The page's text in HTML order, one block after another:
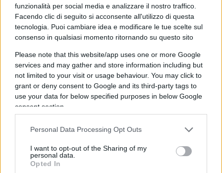
funzionalità per social media e analizzare il nostro traffico.
Facendo clic di seguito si acconsente all'utilizzo di questa
tecnologia. Puoi cambiare idea e modificare le tue scelte sul
consenso in qualsiasi momento ritornando su questo sito
Please note that this website/app uses one or more Google
services and may gather and store information including but
not limited to your visit or usage behaviour. You may click to
grant or deny consent to Google and its third-party tags to
use your data for below specified purposes in below Google
consent section.
Personal Data Processing Opt Outs
I want to opt-out of the Sharing of my
personal data.
Opted In
proveniente dall’esterno dalla realtà concreta dei
propri redditi, risparmi e prospettive.
Credito alle imprese e banche
vicine ai territori
Tra i temi affrontati anche quello del
consolidamento bancario, destinato a incidere
profondamente sull’assetto del sistema finanziario
italiano nei prossimi anni. Per Sangalli, qualsiasi
risparmio delle famiglie e il mantenimento di un
rapporto diretto tra istituti di credito e tessuto